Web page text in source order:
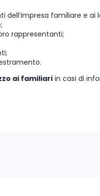
dell’impresa familiare e
rappresentanti;
ai familiari in casi di